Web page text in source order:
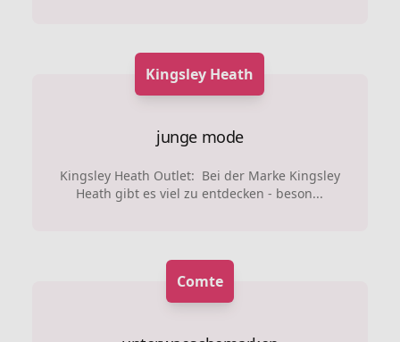
Kingsley Heath
junge mode
Kingsley Heath Outlet: Bei der Marke Kingsley
Heath gibt es viel zu entdecken - beson...
Comte